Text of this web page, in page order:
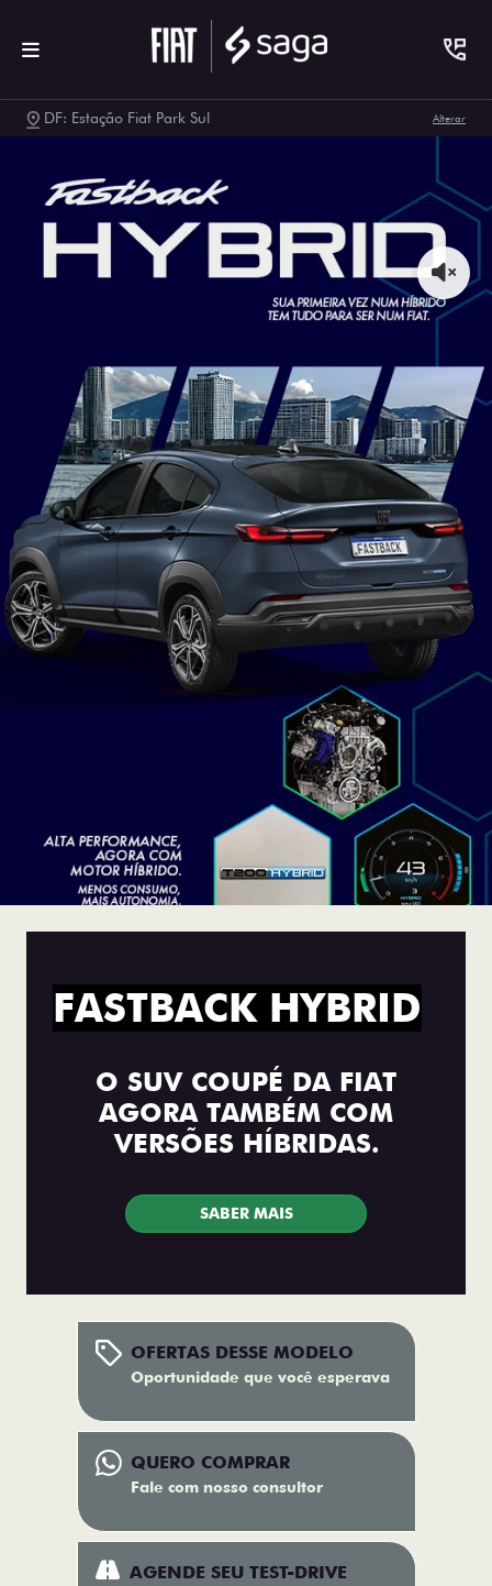
DF: Estação Fiat Park Sul Alterar
FASTBACK HYBRID
O SUV COUPÉ DA FIAT
AGORA TAMBÉM COM
VERSÕES HÍBRIDAS.
SABER MAIS
OFERTAS DESSE MODELO
Oportunidade que você esperava
QUERO COMPRAR
Fale com nosso consultor
AGENDE SEU TEST-DRIVE